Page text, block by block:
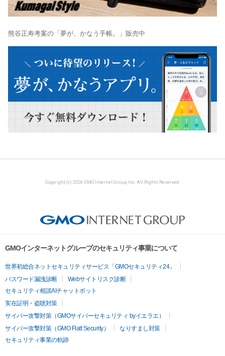
熊谷正寿考案の「夢が、かなう手帳。」販売中
Copyright (c) 2026 GMO Internet Group, Inc. All Rights Reserved.
GMOインターネットグループのセキュリティ事業について
世界初総合ネットセキュリティサービス「GMOセキュリティ24」
パスワード漏洩診断
Webサイトリスク診断
セキュリティ相談AIチャットボット
実在証明・盗聴対策
サイバー攻撃対策（GMOサイバーセキュリティ byイエラエ）
サイバー攻撃対策（GMO Flatt Security）
なりすまし対策
セキュリティ事業の軌跡